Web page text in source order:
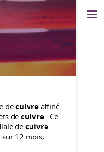
de cuivre affiné
de cuivre . Ce
de cuivre
sur 12 mois,